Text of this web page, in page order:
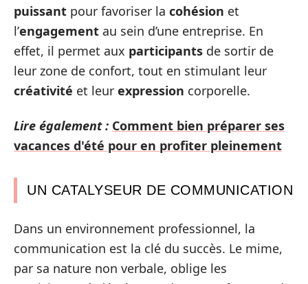
puissant pour favoriser la cohésion et
l’engagement au sein d’une entreprise. En
effet, il permet aux participants de sortir de
leur zone de confort, tout en stimulant leur
créativité et leur expression corporelle.
Lire également : Comment bien préparer ses
vacances d'été pour en profiter pleinement
UN CATALYSEUR DE COMMUNICATION
Dans un environnement professionnel, la
communication est la clé du succès. Le mime,
par sa nature non verbale, oblige les